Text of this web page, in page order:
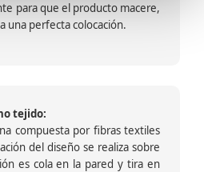
para que el producto macere,
una perfecta colocación.
tejido:
compuesta por fibras textiles
del diseño se realiza sobre
es cola en la pared y tira en